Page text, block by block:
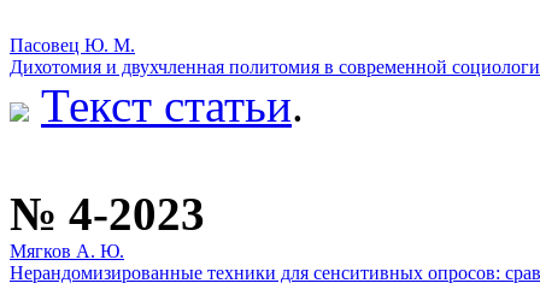
Пасовец Ю. М.
Дихотомия и двухчленная политомия в современной
Текст статьи.
№ 4-2023
Мягков А. Ю.
Нерандомизированные техники для сенситивных опросов: